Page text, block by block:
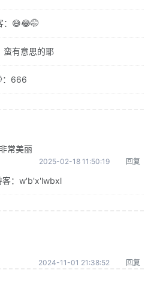
：😅😂🤭
蛮有意思的耶
：666
常美丽
2025-02-18 11:50:19 回复
客：w'b'x'lwbxl
2024-11-01 21:38:52 回复